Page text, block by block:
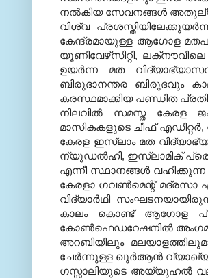
നല്‍കിയ സേവനങ്ങള്‍
വിശ്വ
കേന്ദ്രമായുള്ള ആഗോള
യൂണിവേഴ്‌സിറ്റി,
ഉയര്‍ന്ന മത
ബിരുദാനന്തര ബിരുദവും
കരസ്ഥമാക്കിയ പണ്ഡിത
നിലവില്‍ സമസ്ത കേരള
മാസികകളുടെ ചീഫ് എഡിറ്റര്‍,
കേരള ഇസ്‌ലാം മത
ന്യൂഡല്‍ഹി, ഇസ്‌ലാമിക്
എന്നീ സ്ഥാനങ്ങള്‍
കേരളാ ഗവണ്‍മെന്റ് മദ്രസാ
വിദ്യാര്‍ഥി
കാലം കൊണ്ട് ആഗോള
കോണ്‍ഫെഡറേഷനില്‍
അറബിയിലും
ചേര്‍ന്നുള്ള ഖുര്‍ആന്‍
ഗസ്സാലിയുടെ അയ്യുഹല്‍